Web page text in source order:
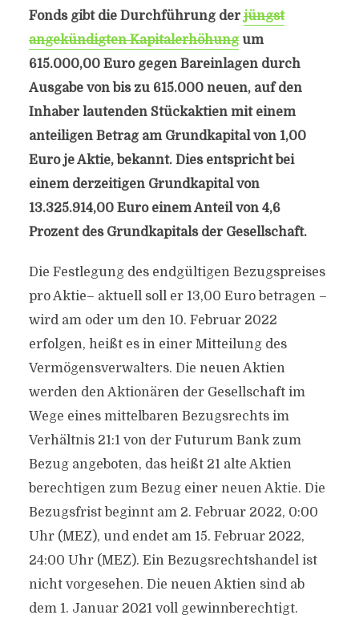
Fonds gibt die Durchführung derjüngst
angekündigten Kapitalerhöhungum
615.000,00 Euro gegen Bareinlagen durch
Ausgabe von bis zu 615.000 neuen, auf den
Inhaber lautenden Stückaktien mit einem
anteiligen Betrag am Grundkapital von 1,00
Euro je Aktie, bekannt. Dies entspricht bei
einem derzeitigen Grundkapital von
13.325.914,00 Euro einem Anteil von 4,6
Prozent des Grundkapitals der Gesellschaft.
Die Festlegung des endgültigen Bezugspreises
pro Aktie– aktuell soll er 13,00 Euro betragen –
wird am oder um den 10. Februar 2022
erfolgen, heißt es in einer Mitteilung des
Vermögensverwalters. Die neuen Aktien
werden den Aktionären der Gesellschaft im
Wege eines mittelbaren Bezugsrechts im
Verhältnis 21:1 von der Futurum Bank zum
Bezug angeboten, das heißt 21 alte Aktien
berechtigen zum Bezug einer neuen Aktie. Die
Bezugsfrist beginnt am 2. Februar 2022, 0:00
Uhr (MEZ), und endet am 15. Februar 2022,
24:00 Uhr (MEZ). Ein Bezugsrechtshandel ist
nicht vorgesehen. Die neuen Aktien sind ab
dem 1. Januar 2021 voll gewinnberechtigt.